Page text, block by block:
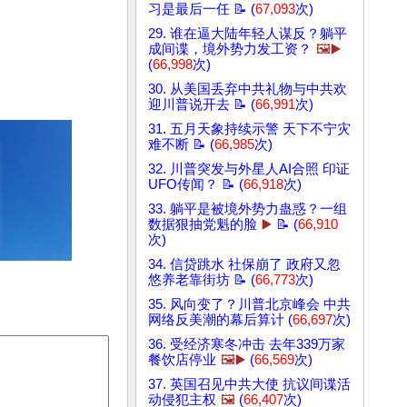
习是最后一任 📝 (67,093次)
29. 谁在逼大陆年轻人谋反？躺平
成间谍，境外势力发工资？ 🖼️▶️
(66,998次)
30. 从美国丢弃中共礼物与中共欢
迎川普说开去 📝 (66,991次)
31. 五月天象持续示警 天下不宁灾
难不断 📝 (66,985次)
32. 川普突发与外星人AI合照 印证
UFO传闻？ 📝 (66,918次)
33. 躺平是被境外势力蛊惑？一组
数据狠抽党魁的脸 ▶️ 📝 (66,910
次)
34. 信贷跳水 社保崩了 政府又忽
悠养老靠街坊 📝 (66,773次)
35. 风向变了？川普北京峰会 中共
网络反美潮的幕后算计 (66,697次)
36. 受经济寒冬冲击 去年339万家
餐饮店停业 🖼️▶️ (66,569次)
37. 英国召见中共大使 抗议间谍活
动侵犯主权 🖼️ (66,407次)